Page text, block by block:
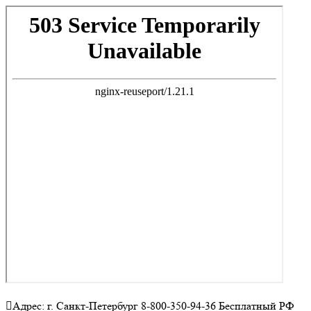
Адрес: г. Санкт-Петербург 8-800-350-94-36 Бесплатный РФ